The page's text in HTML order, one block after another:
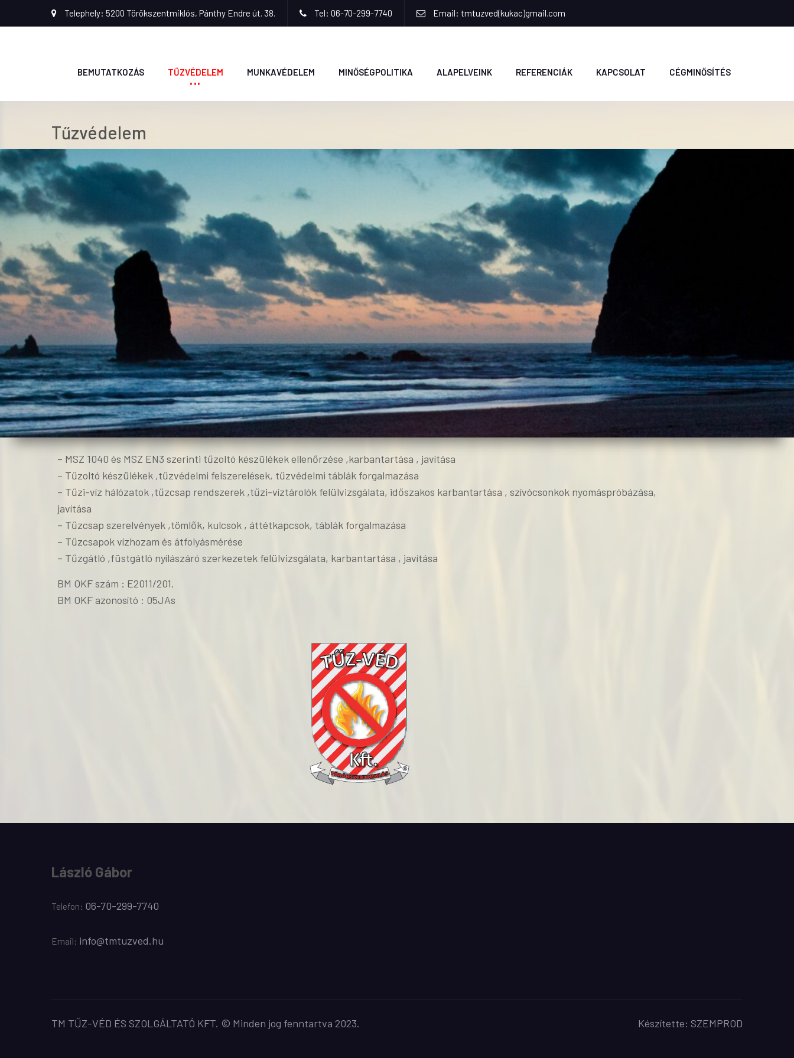
Telephely: 5200 Törökszentmiklós, Pánthy Endre út. 38. Tel: 06-70-299-7740 Email: tmtuzved(kukac)gmail.com
BEMUTATKOZÁS TŰZVÉDELEM MUNKAVÉDELEM MINŐSÉGPOLITIKA ALAPELVEINK REFERENCIÁK KAPCSOLAT CÉGMINŐSÍTÉS
Tűzvédelem
– MSZ 1040 és MSZ EN3 szerinti tűzoltó készülékek ellenőrzése ,karbantartása , javítása
– Tűzoltó készülékek ,tűzvédelmi felszerelések, tűzvédelmi táblák forgalmazása
– Tűzi-víz hálózatok ,tűzcsap rendszerek ,tűzi-víztárolók felülvizsgálata, időszakos karbantartása , szívócsonkok nyomáspróbázása,
javítása
– Tűzcsap szerelvények ,tömlők, kulcsok , áttétkapcsok, táblák forgalmazása
– Tűzcsapok vízhozam és átfolyásmérése
– Tűzgátló ,füstgátló nyílászáró szerkezetek felülvizsgálata, karbantartása , javítása
BM OKF szám : E2011/201.
BM OKF azonosító : 05JAs
László Gábor
Telefon: 06-70-299-7740
Email: info@tmtuzved.hu
TM TŰZ-VÉD ÉS SZOLGÁLTATÓ KFT. © Minden jog fenntartva 2023. Készítette: SZEMPROD